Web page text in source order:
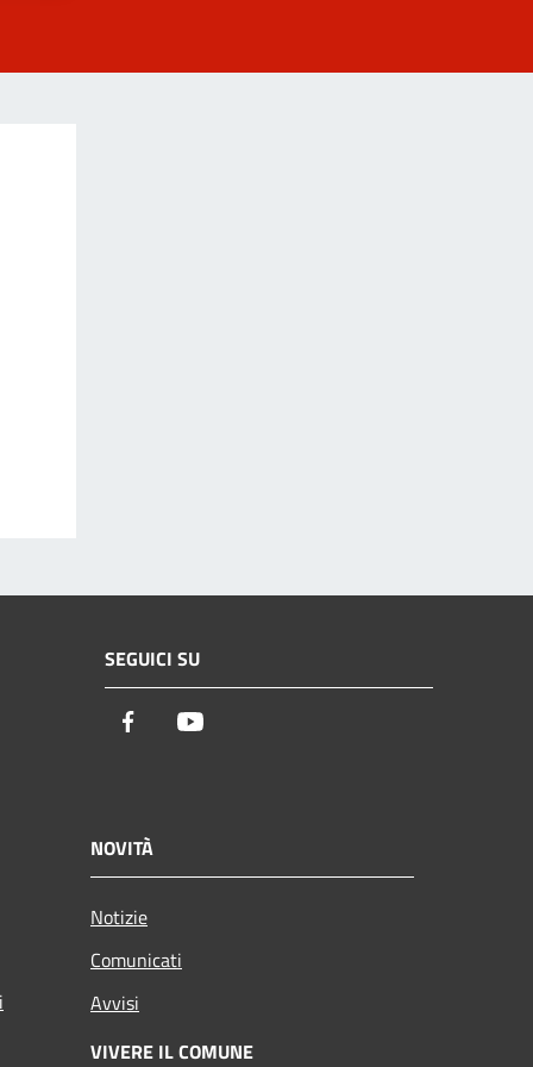
SEGUICI SU
Facebook
NOVITÀ
Notizie
Comunicati
Avvisi
VIVERE IL COMUNE